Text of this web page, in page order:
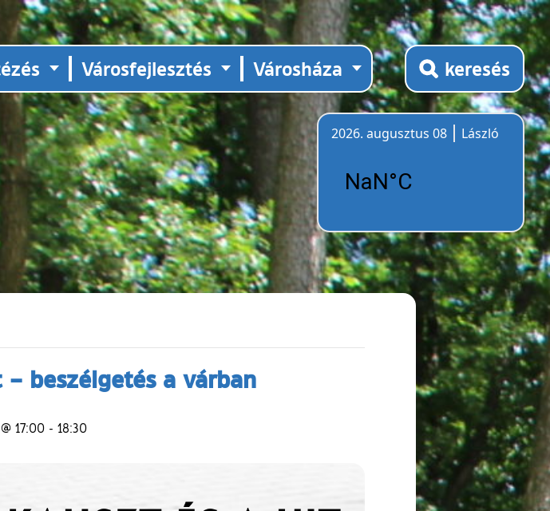
Városfejlesztés Városháza keresés
2026. augusztus 08
László
beszélgetés a várban
17:00- 18:30